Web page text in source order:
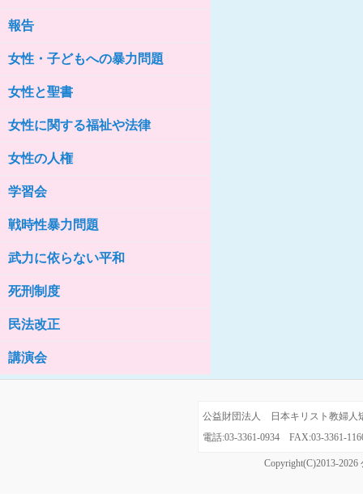
ス No.77
女性の家HELP ネットワークニュー
ス No.76
報告
女性・子どもへの暴力問題
女性と聖書
女性に関する福祉や法律
女性の人権
学習会
戦時性暴力問題
武力に依らない平和
死刑制度
民法改正
講演会
公益財団法人 日本キリスト教婦
電話:03-3361-0934 FAX:03-
Copyright(C)2013-